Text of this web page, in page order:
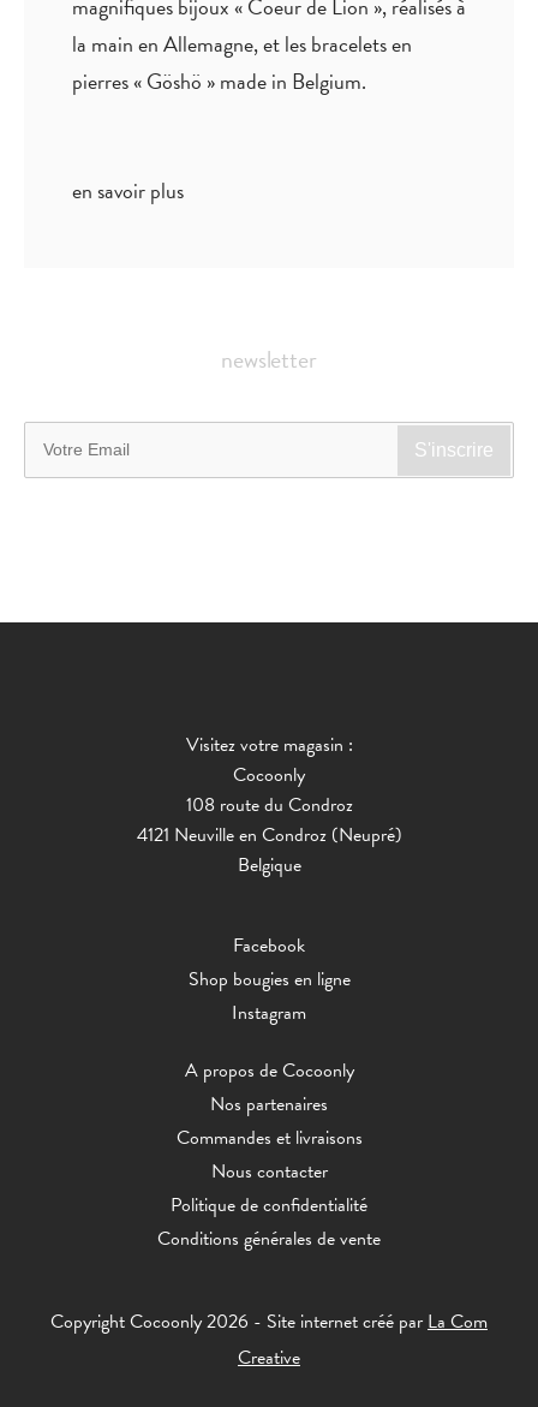
magnifiques bijoux « Coeur de Lion », réalisés à
la main en Allemagne, et les bracelets en
pierres « Göshö » made in Belgium.
en savoir plus
newsletter
Visitez votre magasin :
Cocoonly
108 route du Condroz
4121 Neuville en Condroz (Neupré)
Belgique
Facebook
Shop bougies en ligne
Instagram
A propos de Cocoonly
Nos partenaires
Commandes et livraisons
Nous contacter
Politique de confidentialité
Conditions générales de vente
Copyright Cocoonly 2026 - Site internet créé parLa Com
Creative